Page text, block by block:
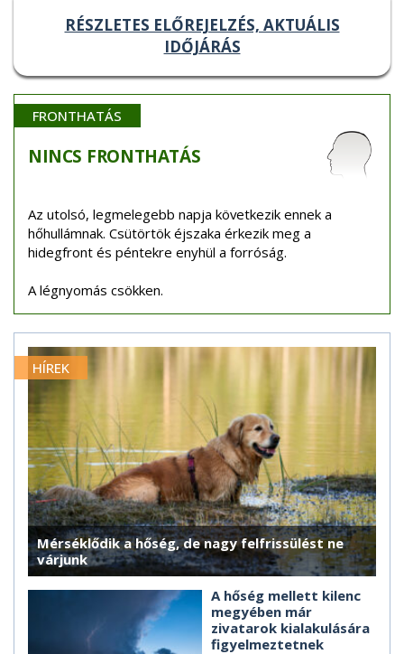
RÉSZLETES ELŐREJELZÉS, AKTUÁLIS
IDŐJÁRÁS
FRONTHATÁS
NINCS FRONTHATÁS
Az utolsó, legmelegebb napja következik ennek a
hőhullámnak. Csütörtök éjszaka érkezik meg a
hidegfront és péntekre enyhül a forróság.
A légnyomás csökken.
HÍREK
Mérséklődik a hőség, de nagy felfrissülést ne
várjunk
A hőség mellett kilenc
megyében már
zivatarok kialakulására
figyelmeztetnek